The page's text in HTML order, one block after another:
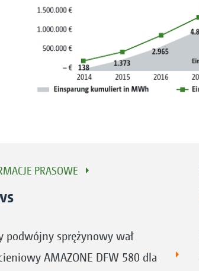
PRASOWE
podwójny sprężynowy wał
AMAZONE DFW 580 dla